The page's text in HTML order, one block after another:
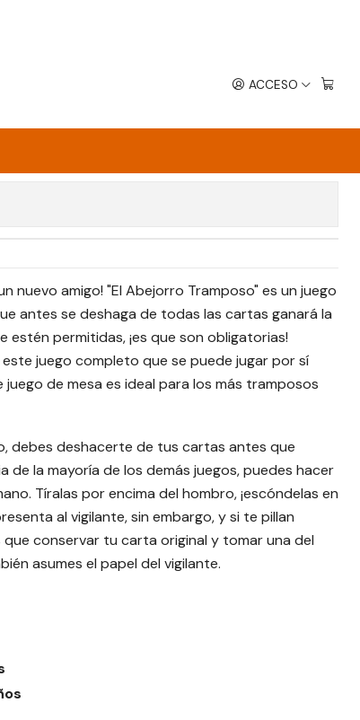
ACCESO
nuevo amigo! "El Abejorro Tramposo" es un juego
antes se deshaga de todas las cartas ganará la
estén permitidas, ¡es que son obligatorias!
juego completo que se puede jugar por sí
de mesa es ideal para los más tramposos
debes deshacerte de tus cartas antes que
de la mayoría de los demás juegos, puedes hacer
Tíralas por encima del hombro, ¡escóndelas en
al vigilante, sin embargo, y si te pillan
conservar tu carta original y tomar una del
asumes el papel del vigilante.